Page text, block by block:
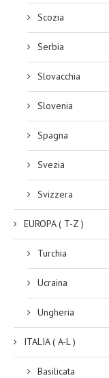
Scozia
Serbia
Slovacchia
Slovenia
Spagna
Svezia
Svizzera
EUROPA ( T-Z )
Turchia
Ucraina
Ungheria
ITALIA ( A-L )
Basilicata